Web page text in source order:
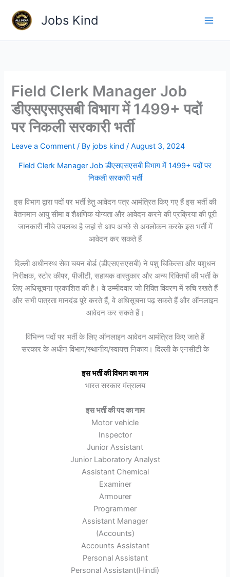
content
Jobs Kind
Field Clerk Manager Job
डीएसएसएसबी विभाग में 1499+ पदों
पर निकली सरकारी भर्ती
Leave a Comment / By jobs kind/August 3, 2024
Field Clerk Manager Job डीएसएसएसबी विभाग में 1499+ पदों पर
निकली सरकारी भर्ती
इस विभाग द्वारा पदों पर भर्ती हेतु आवेदन पत्र आमंत्रित किए गए हैं इस भर्ती की
वेतनमान आयु सीमा व शैक्षणिक योग्यता और आवेदन करने की प्रक्रिया की पूरी
जानकारी नीचे उपलब्ध है जहां से आप अच्छे से अवलोकन करके इस भर्ती में
आवेदन कर सकते हैं
दिल्ली अधीनस्थ सेवा चयन बोर्ड (डीएसएसएसबी) ने पशु चिकित्सा और पशुधन
निरीक्षक, स्टोर कीपर, पीजीटी, सहायक वास्तुकार और अन्य रिक्तियों की भर्ती के
लिए अधिसूचना प्रकाशित की है। वे उम्मीदवार जो रिक्ति विवरण में रुचि रखते हैं
और सभी पात्रता मानदंड पूरे करते हैं, वे अधिसूचना पढ़ सकते हैं और ऑनलाइन
आवेदन कर सकते हैं।
विभिन्न पदों पर भर्ती के लिए ऑनलाइन आवेदन आमंत्रित किए जाते हैं
सरकार के अधीन विभाग/स्थानीय/स्वायत्त निकाय। दिल्ली के एनसीटी के
इस भर्ती की विभाग का नाम
भारत सरकार मंत्रालय
इस भर्ती की पद का नाम
Motor vehicle
Inspector
Junior Assistant
Junior Laboratory Analyst
Assistant Chemical
Examiner
Armourer
Programmer
Assistant Manager
(Accounts)
Accounts Assistant
Personal Assistant
Personal Assistant(Hindi)